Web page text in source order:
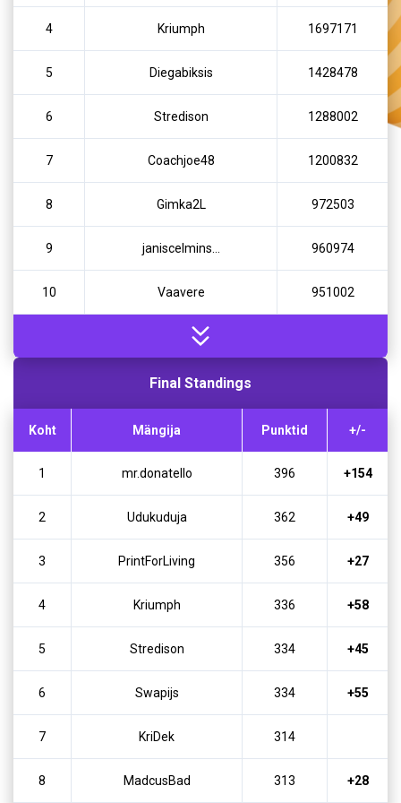
4 Kriumph 1697171
5 Diegabiksis 1428478
6 Stredison 1288002
7 Coachjoe48 1200832
8 Gimka2L 972503
9 janiscelmins… 960974
10 Vaavere 951002
KARISTAJA
mad session
13 RealFisher133 827832
14 Toodz TTV 804494
15 PrintForLiving 769168
16 tebylo 768054
17 Abattleofwits1 710940
18 Mrdanrog 646022
19 DIMSHA88 591498
20 SaulesDuriens
21 ActionFreak 566972
Final Standings
Koht Mängija Punktid +/-
1 mr.donatello 396 +154
2 Udukuduja 362 +49
3 PrintForLiving 356 +27
4 Kriumph 336 +58
5 Stredison 334 +45
6 Swapijs 334 +55
7 KriDek 314
8 MadcusBad 313 +28